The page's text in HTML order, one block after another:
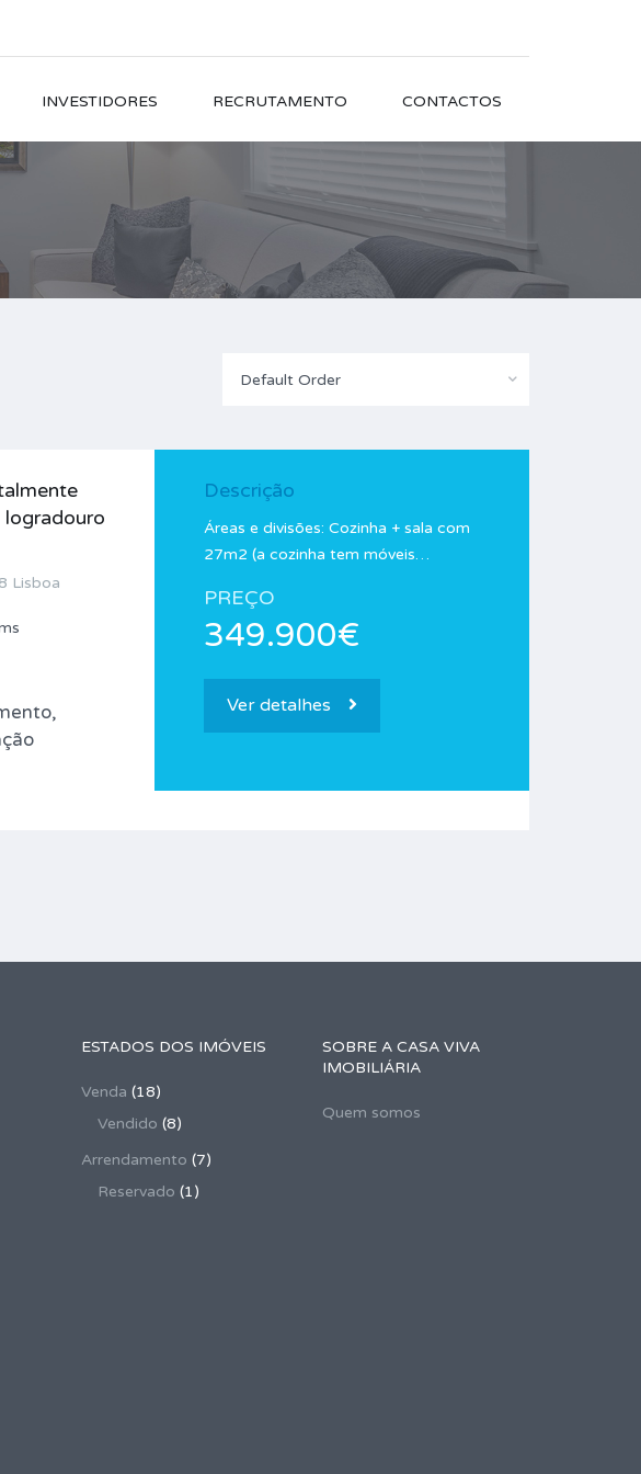
INVESTIDORES RECRUTAMENTO CONTACTOS
Default Order
Lisboa
Descrição
Áreas e divisões: Cozinha + sala com
27m2 (a cozinha tem móveis…
PREÇO
349.900€
Ver detalhes
ESTADOS DOS IMÓVEIS
Venda (18)
Vendido (8)
Arrendamento (7)
Reservado (1)
SOBRE A CASA VIVA
IMOBILIÁRIA
Quem somos